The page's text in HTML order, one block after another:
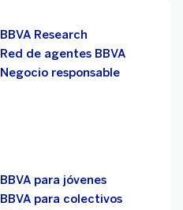
BBVA Research
Red de agentes BBVA
Negocio responsable
BBVA para jóvenes
BBVA para colectivos